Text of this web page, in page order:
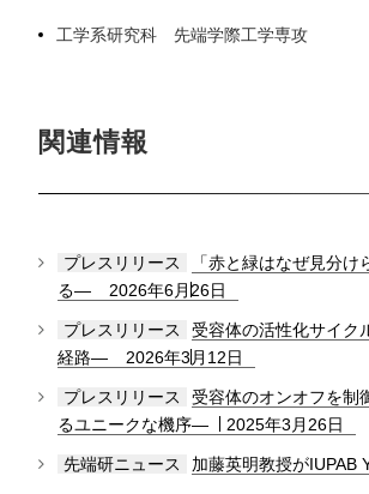
工学系研究科 先端学際工学専攻
関連情報
プレスリリース
「赤と緑はなぜ見分
る―
2026年6月26日
プレスリリース
受容体の活性化サイク
経路―
2026年3月12日
プレスリリース
受容体のオンオフを制
るユニークな機序―
2025年3月26日
先端研ニュース 加藤英明教授がIUPAB